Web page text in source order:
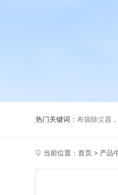
热门关键词： 布袋除尘器，光
当前位置： 首页 > 产品